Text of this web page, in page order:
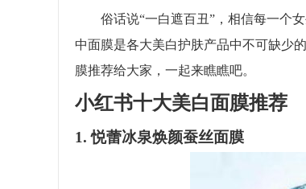
俗话说“一白遮百丑”，相信每一个女
中面膜是各大美白护肤产品中不可缺少
膜推荐给大家，一起来瞧瞧吧。
小红书十大美白面膜推荐
1. 悦蕾冰泉焕颜蚕丝面膜